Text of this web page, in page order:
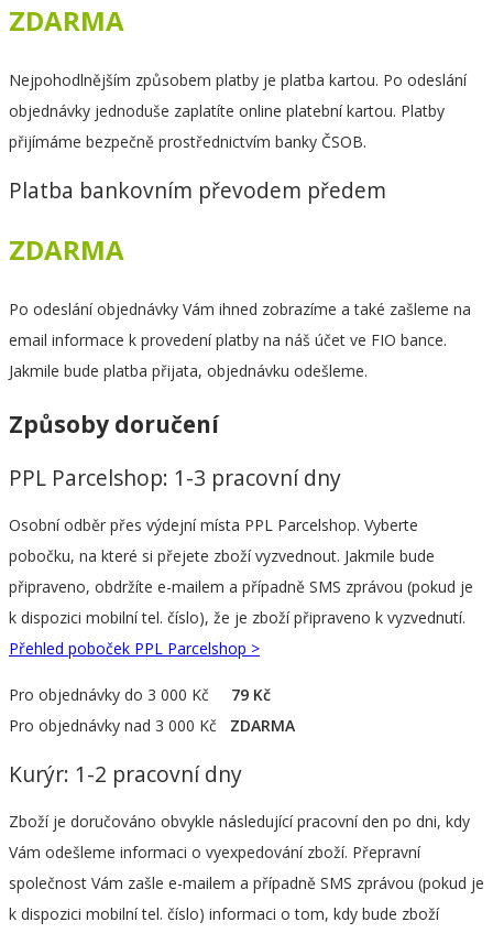
ZDARMA
Nejpohodlnějším způsobem platby je platba kartou. Po odeslání
objednávky jednoduše zaplatíte online platební kartou. Platby
přijímáme bezpečně prostřednictvím banky ČSOB.
Platba bankovním převodem předem
ZDARMA
Po odeslání objednávky Vám ihned zobrazíme a také zašleme na
email informace k provedení platby na náš účet ve FIO bance.
Jakmile bude platba přijata, objednávku odešleme.
Způsoby doručení
PPL Parcelshop: 1-3 pracovní dny
Osobní odběr přes výdejní místa PPL Parcelshop. Vyberte
pobočku, na které si přejete zboží vyzvednout. Jakmile bude
připraveno, obdržíte e-mailem a případně SMS zprávou (pokud je
k dispozici mobilní tel. číslo), že je zboží připraveno k vyzvednutí.
Přehled poboček PPL Parcelshop >
Pro objednávky do 3 000 Kč 79 Kč
Pro objednávky nad 3 000 Kč ZDARMA
Kurýr: 1-2 pracovní dny
Zboží je doručováno obvykle následující pracovní den po dni, kdy
Vám odešleme informaci o vyexpedování zboží. Přepravní
společnost Vám zašle e-mailem a případně SMS zprávou (pokud je
k dispozici mobilní tel. číslo) informaci o tom, kdy bude zboží